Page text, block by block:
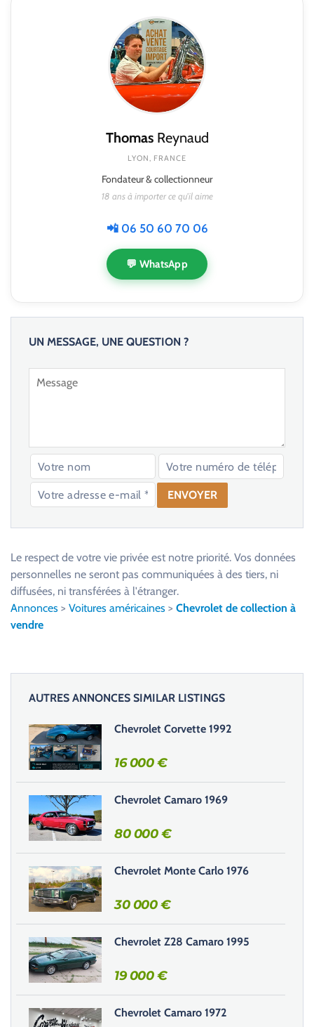
ThomasReynaud
LYON, FRANCE
Fondateur & collectionneur
18 ans à importer ce qu'il aime
📲 06 50 60 70 06
💬 WhatsApp
UN MESSAGE, UNE QUESTION ?
e
s
e
r
c
e
h
a
m
p
v
i
d
e
.
Le respect de votre vie privée est notre priorité. Vos données
personnelles ne seront pas communiquées à des tiers, ni
diffusées, ni transférées à l'étranger.
Annonces > Voitures américaines > Chevrolet de collection à
vendre
AUTRES ANNONCES SIMILAR LISTINGS
Chevrolet Corvette 1992
16 000€
Chevrolet Camaro 1969
80 000€
Chevrolet Monte Carlo 1976
30 000€
Chevrolet Z28 Camaro 1995
19 000€
Chevrolet Camaro 1972